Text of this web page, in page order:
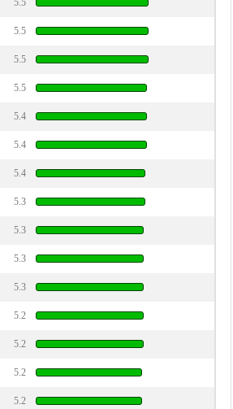
5.5
5.5
5.5
5.5
5.4
5.4
5.4
5.3
5.3
5.3
5.3
5.2
5.2
5.2
5.2